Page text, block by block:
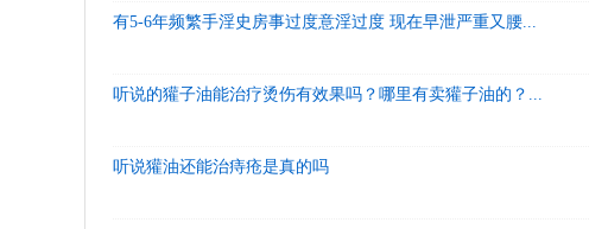
有5-6年频繁手淫史房事过度意淫过度 现在早泄严重又腰...
听说的獾子油能治疗烫伤有效果吗？哪里有卖獾子油的？...
听说獾油还能治痔疮是真的吗